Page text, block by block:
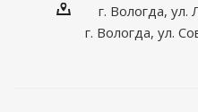
г. Вологда, ул.
г. Вологда, ул.